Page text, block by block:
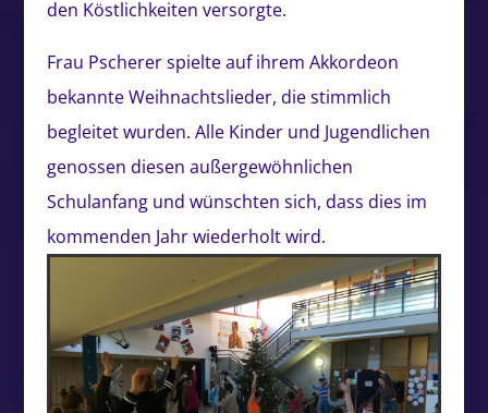
den Köstlichkeiten versorgte.
Frau Pscherer spielte auf ihrem Akkordeon
bekannte Weihnachtslieder, die stimmlich
begleitet wurden. Alle Kinder und Jugendlichen
genossen diesen außergewöhnlichen
Schulanfang und wünschten sich, dass dies im
kommenden Jahr wiederholt wird.